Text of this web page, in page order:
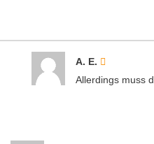
A. E.
Allerdings muss